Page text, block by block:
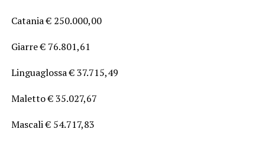
Catania € 250.000,00
Giarre € 76.801,61
Linguaglossa € 37.715,49
Maletto € 35.027,67
Mascali € 54.717,83